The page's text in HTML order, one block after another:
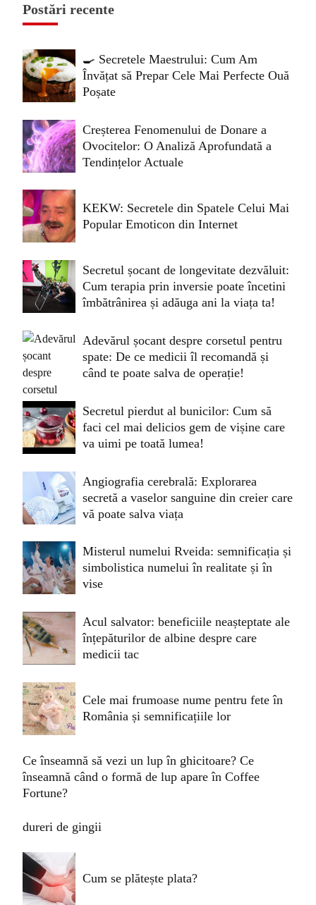
Postări recente
🍳 Secretele Maestrului: Cum Am
Învățat să Prepar Cele Mai Perfecte Ouă
Poșate
Creșterea Fenomenului de Donare a
Ovocitelor: O Analiză Aprofundată a
Tendințelor Actuale
KEKW: Secretele din Spatele Celui Mai
Popular Emoticon din Internet
Secretul șocant de longevitate dezvăluit:
Cum terapia prin inversie poate încetini
îmbătrânirea și adăuga ani la viața ta!
Adevărul șocant despre corsetul pentru
spate: De ce medicii îl recomandă și
când te poate salva de operație!
Secretul pierdut al bunicilor: Cum să
faci cel mai delicios gem de vișine care
va uimi pe toată lumea!
Angiografia cerebrală: Explorarea
secretă a vaselor sanguine din creier care
vă poate salva viața
Misterul numelui Rveida: semnificația și
simbolistica numelui în realitate și în
vise
Acul salvator: beneficiile neașteptate ale
înțepăturilor de albine despre care
medicii tac
Cele mai frumoase nume pentru fete în
România și semnificațiile lor
Ce înseamnă să vezi un lup în ghicitoare? Ce
înseamnă când o formă de lup apare în Coffee
Fortune?
dureri de gingii
Cum se plătește plata?